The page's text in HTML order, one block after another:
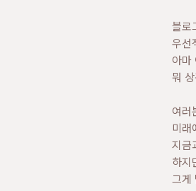
블로
우선
아마
뭐
여러
미래
지금
하지
그게